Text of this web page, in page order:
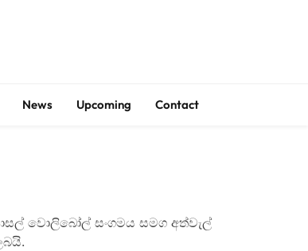
News Upcoming Contact
පාසල් වොලිබෝල් සංගමය සමග අත්වැල්